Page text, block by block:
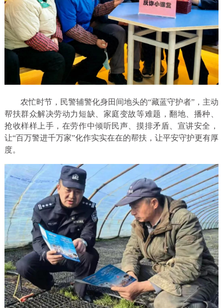
农忙时节，民警辅警化身田间地头的“藏蓝守护者”，主动
帮扶群众解决劳动力短缺、家庭变故等难题，翻地、播种、
抢收样样上手，在劳作中倾听民声、摸排矛盾、宣讲安全，
让“百万警进千万家”化作实实在在的帮扶，让平安守护更有厚
度。